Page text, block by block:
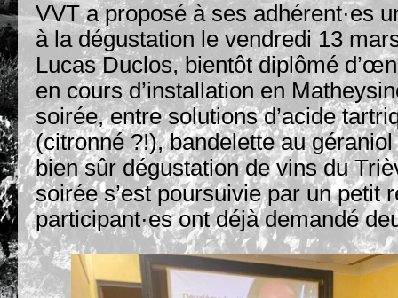
VVT a proposé à ses adhérent·es
à la dégustation le vendredi 13
Lucas Duclos, bientôt diplômé
en cours d’installation en
soirée, entre solutions d’acide
(citronné ?!), bandelette au
bien sûr dégustation de vins du
soirée s’est poursuivie par un petit
participant·es ont déjà demandé